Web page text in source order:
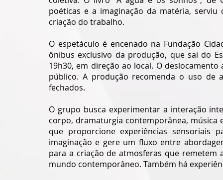
poéticas e a imaginação da matéria,
criação do trabalho.
O espetáculo é encenado na Fundação
ônibus exclusivo da produção, que sai do
19h30, em direção ao local. O
público. A produção recomenda o uso de
fechados.
O grupo busca experimentar a interação
corpo, dramaturgia contemporânea,
que proporcione experiências sensoriais
imaginação e gere um fluxo entre
para a criação de atmosferas que
mundo contemporâneo. Também há